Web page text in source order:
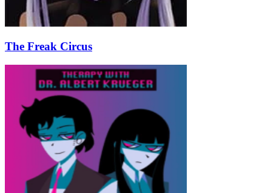
The Freak Circus